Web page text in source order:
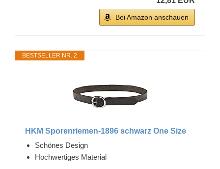
Bei Amazon anschauen
BESTSELLER NR. 2
HKM Sporenriemen-1896 schwarz One Size
Schönes Design
Hochwertiges Material